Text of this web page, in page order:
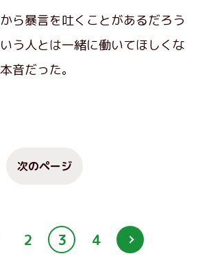
ら暴言を吐くことがあるだろう
う人とは一緒に働いてほしくな
音だった。
次のページ
2 3 4